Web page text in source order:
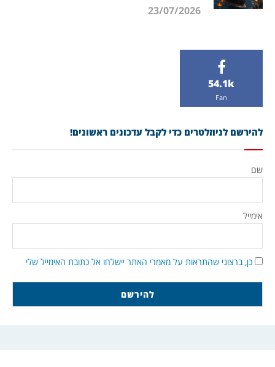
54.1k
Fan
להירשם לניוזלטרים כדי לקבל עדכונים ראשונים!
שם
אימייל
כן, ברצוני שהתראות על מאמרי האתר יישלחו אל כתובת האימייל שלי